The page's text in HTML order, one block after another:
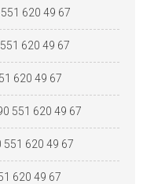
620 49 67
620 49 67
620 49 67
551 620 49 67
620 49 67
620 49 67